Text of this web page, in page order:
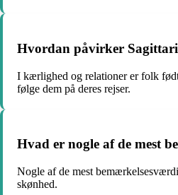
Hvordan påvirker
I kærlighed og relationer er folk født
følge dem på deres rejser.
Hvad er nogle af de mest
Nogle af de mest
skønhed.